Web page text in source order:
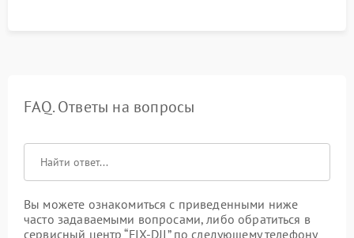
FAQ. Ответы на вопросы
Вы можете ознакомиться с приведенными ниже
часто задаваемыми вопросами, либо обратиться в
сервисный центр “FIX-DJI” по следующему телефону